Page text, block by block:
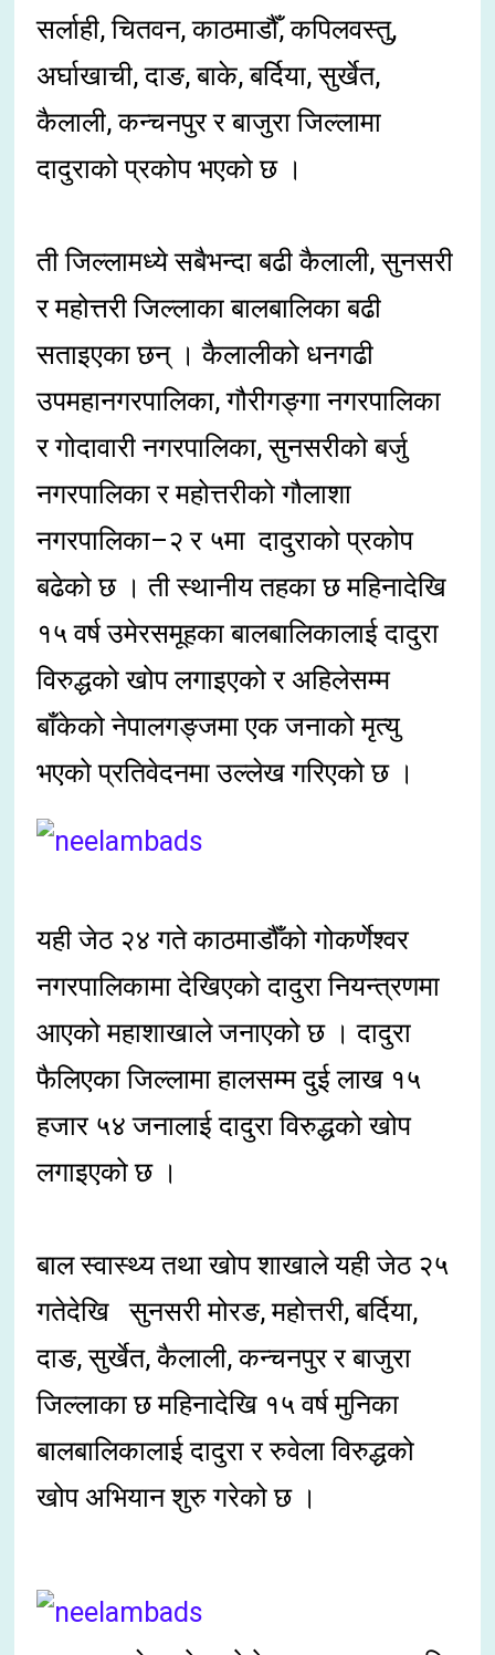
सर्लाही, चितवन, काठमाडौँ, कपिलवस्तु,
अर्घाखाची, दाङ, बाके, बर्दिया, सुर्खेत,
कैलाली, कन्चनपुर र बाजुरा जिल्लामा
दादुराको प्रकोप भएको छ ।
ती जिल्लामध्ये सबैभन्दा बढी कैलाली, सुनसरी
र महोत्तरी जिल्लाका बालबालिका बढी
सताइएका छन् । कैलालीको धनगढी
उपमहानगरपालिका, गौरीगङ्गा नगरपालिका
र गोदावारी नगरपालिका, सुनसरीको बर्जु
नगरपालिका र महोत्तरीको गौलाशा
नगरपालिका–२ र ५मा दादुराको प्रकोप
बढेको छ । ती स्थानीय तहका छ महिनादेखि
१५ वर्ष उमेरसमूहका बालबालिकालाई दादुरा
विरुद्धको खोप लगाइएको र अहिलेसम्म
बाँकेको नेपालगङ्जमा एक जनाको मृत्यु
भएको प्रतिवेदनमा उल्लेख गरिएको छ ।
यही जेठ २४ गते काठमाडौँको गोकर्णेश्वर
नगरपालिकामा देखिएको दादुरा नियन्त्रणमा
आएको महाशाखाले जनाएको छ । दादुरा
फैलिएका जिल्लामा हालसम्म दुई लाख १५
हजार ५४ जनालाई दादुरा विरुद्धको खोप
लगाइएको छ ।
बाल स्वास्थ्य तथा खोप शाखाले यही जेठ २५
गतेदेखि सुनसरी मोरङ, महोत्तरी, बर्दिया,
दाङ, सुर्खेत, कैलाली, कन्चनपुर र बाजुरा
जिल्लाका छ महिनादेखि १५ वर्ष मुनिका
बालबालिकालाई दादुरा र रुवेला विरुद्धको
खोप अभियान शुरु गरेको छ ।